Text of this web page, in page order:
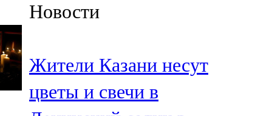
91,5 FM
106,1 FM
Кама тамагы
Новости
Жители Казани несут
цветы и свечи в